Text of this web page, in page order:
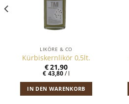
LIKÖRE & CO
Kürbiskernlikör 0,5lt.
€21,90
€ 43,80/l
IN DEN WARENKORB